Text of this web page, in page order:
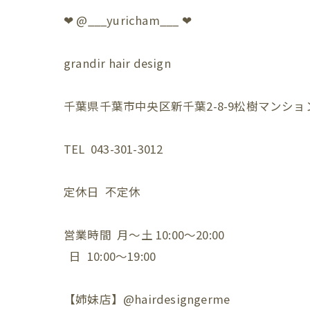
❤︎ @___yuricham___ ❤︎
grandir hair design
千葉県千葉市中央区新千葉2-8-9松樹マンショ
TEL 043-301-3012
定休日 不定休
営業時間 月〜土 10:00〜20:00
日 10:00〜19:00
【姉妹店】@hairdesigngerme